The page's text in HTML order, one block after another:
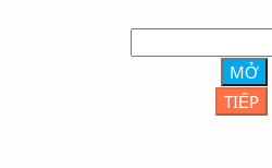
MỞ
TIẾP